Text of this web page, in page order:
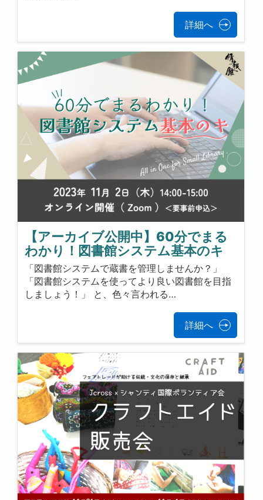
詳細へ
【アーカイブ公開中】60分でまる
わかり！図書館システム基本のキ
「図書館システムで蔵書を管理しませんか？」
「図書館システムを使ってより良い図書館を目指
しましょう！」 と、色々言われる…
詳細へ